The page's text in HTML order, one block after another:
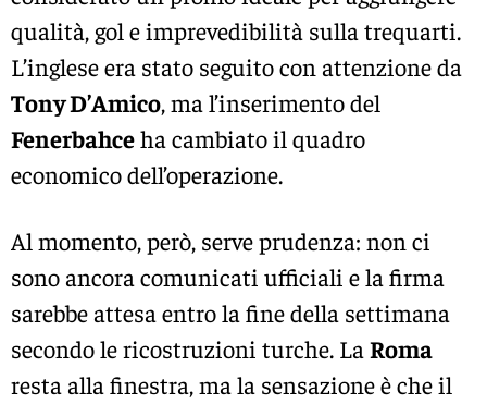
qualità, gol e imprevedibilità sulla trequarti.
L’inglese era stato seguito con attenzione da
Tony D’Amico, ma l’inserimento del
Fenerbahceha cambiato il quadro
economico dell’operazione.
Al momento, però, serve prudenza: non ci
sono ancora comunicati ufficiali e la firma
sarebbe attesa entro la fine della settimana
secondo le ricostruzioni turche. La Roma
resta alla finestra, ma la sensazione è che il